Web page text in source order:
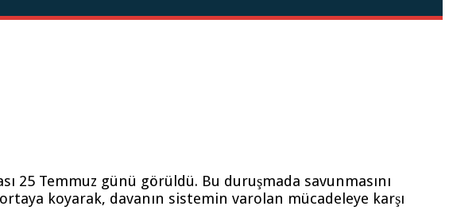
25 Temmuz günü görüldü. Bu duruşmada savunmasını
koyarak, davanın sistemin varolan mücadeleye karşı